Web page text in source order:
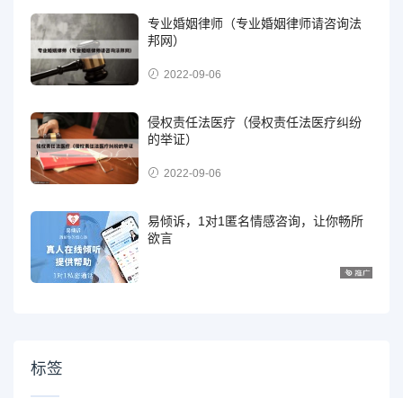
专业婚姻律师（专业婚姻律师请咨询法
邦网）
2022-09-06
侵权责任法医疗（侵权责任法医疗纠纷
的举证）
2022-09-06
易倾诉，1对1匿名情感咨询，让你畅所
欲言
标签